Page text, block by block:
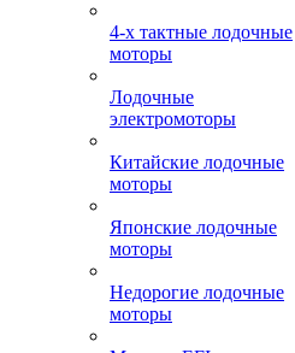
4-х тактные лодочные
моторы
Лодочные
электромоторы
Китайские лодочные
моторы
Японские лодочные
моторы
Недорогие лодочные
моторы